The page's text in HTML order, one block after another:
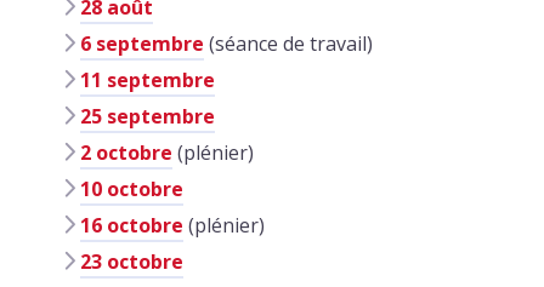
28 août
6 septembre (séance de travail)
11 septembre
25 septembre
2 octobre (plénier)
10 octobre
16 octobre (plénier)
23 octobre